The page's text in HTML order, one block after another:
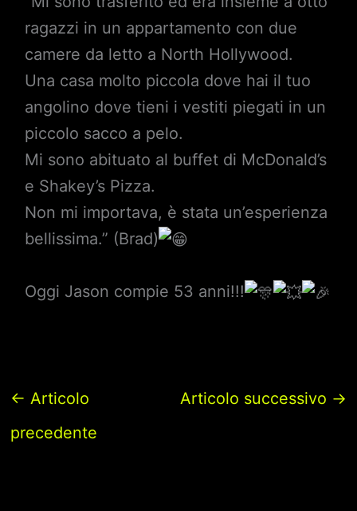
ragazzi in un appartamento con due
camere da letto a North Hollywood.
Una casa molto piccola dove hai il tuo
angolino dove tieni i vestiti piegati in un
piccolo sacco a pelo.
Mi sono abituato al buffet di McDonald’s
e Shakey’s Pizza.
Non mi importava, è stata un’esperienza
bellissima.” (Brad)
Oggi Jason compie 53 anni!!!
← Articolo
precedente
Articolo successivo →